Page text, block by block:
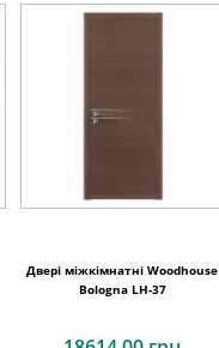
Двері міжкімнатні Woodhouse
Bologna LH-37